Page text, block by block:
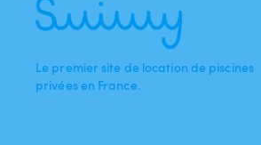
Le premier site de location de piscines
privées en France.